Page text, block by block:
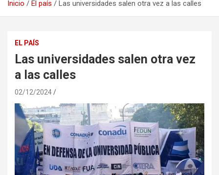
Inicio El país Las universidades salen otra vez a las calles
EL PAÍS
Las universidades salen otra vez
a las calles
02/12/2024